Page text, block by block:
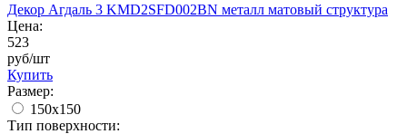
Декор Агдаль 3 KMD2SFD002BN металл матовый структура
Цена:
523
руб/шт
Купить
Размер:
150x150
Тип поверхности: